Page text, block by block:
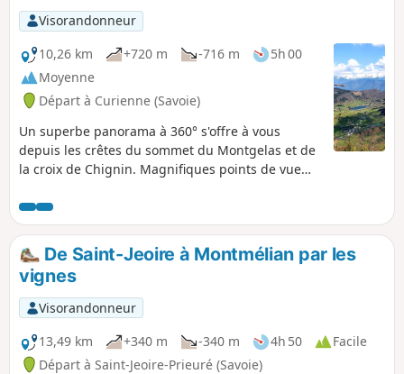
Visorandonneur
10,26 km
+720 m -716 m
5h 00
Moyenne
Départ à Curienne (Savoie)
Un superbe panorama à 360° s'offre à vous
depuis les crêtes du sommet du Montgelas et de
la croix de Chignin. Magnifiques points de vue
Lauzière et de Belledonne et le massif de la
Chartreuse. Remarquer également d'un coté le
Belvèdère sur le lac de la Thuile et de l'autre la
vallée de Chambéry au Grésivaudan.
De Saint-Jeoire à Montmélian par les
vignes
Visorandonneur
13,49 km
+340 m -340 m 4h 50
Facile
Départ à Saint-Jeoire-Prieuré (Savoie)